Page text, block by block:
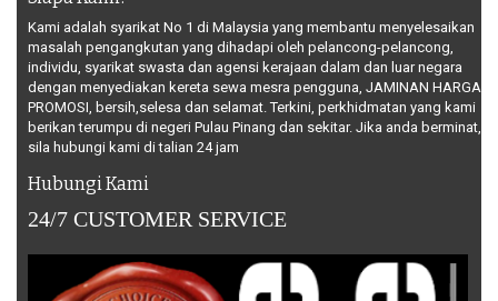
Kami adalah syarikat No 1 di Malaysia yang membantu menyelesaikan
masalah pengangkutan yang dihadapi oleh pelancong-pelancong,
individu, syarikat swasta dan agensi kerajaan dalam dan luar negara
dengan menyediakan kereta sewa mesra pengguna, JAMINAN HARGA
PROMOSI, bersih,selesa dan selamat. Terkini, perkhidmatan yang kami
berikan terumpu di negeri Pulau Pinang dan sekitar. Jika anda berminat,
sila hubungi kami di talian 24 jam
Hubungi Kami
24/7 CUSTOMER SERVICE